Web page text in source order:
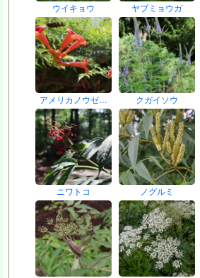
ウイキョウ ヤブミョウガ
アメリカノウゼ… クガイソウ
ニワトコ ノグルミ